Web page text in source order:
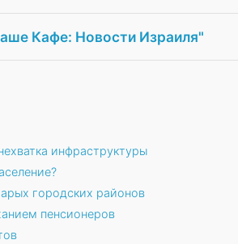
Кафе: Новости Израиля"
инфраструктуры
городских районов
пенсионеров